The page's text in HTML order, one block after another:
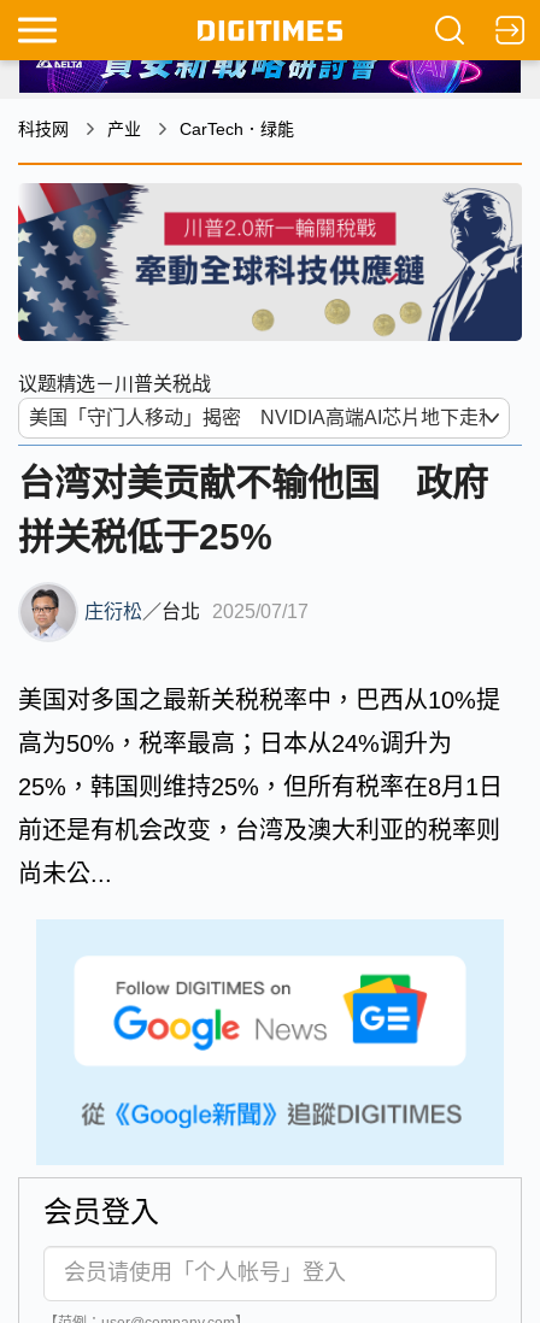
科技网 产业 CarTech．绿能
议题精选－川普关税战
台湾对美贡献不输他国 政府
拼关税低于25%
庄衍松 ／台北 2025/07/17
美国对多国之最新关税税率中，巴西从10%提
高为50%，税率最高；日本从24%调升为
25%，韩国则维持25%，但所有税率在8月1日
前还是有机会改变，台湾及澳大利亚的税率则
尚未公...
会员登入